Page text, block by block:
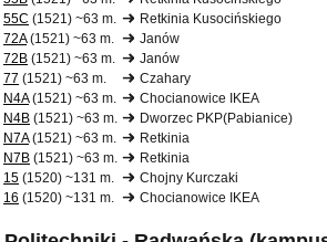
55C (1521) ~63 m.
Retkinia Kusocińskiego
72A(1521) ~63 m.
Janów
72B (1521) ~63 m.
Janów
77 (1521) ~63 m.
Czahary
N4A(1521) ~63 m.
Chocianowice IKEA
N4B (1521) ~63 m.
Dworzec PKP(Pabianice)
N7A(1521) ~63 m.
Retkinia
N7B (1521) ~63 m.
Retkinia
15 (1520) ~131 m.
Chojny Kurczaki
16 (1520) ~131 m. Chocianowice IKEA